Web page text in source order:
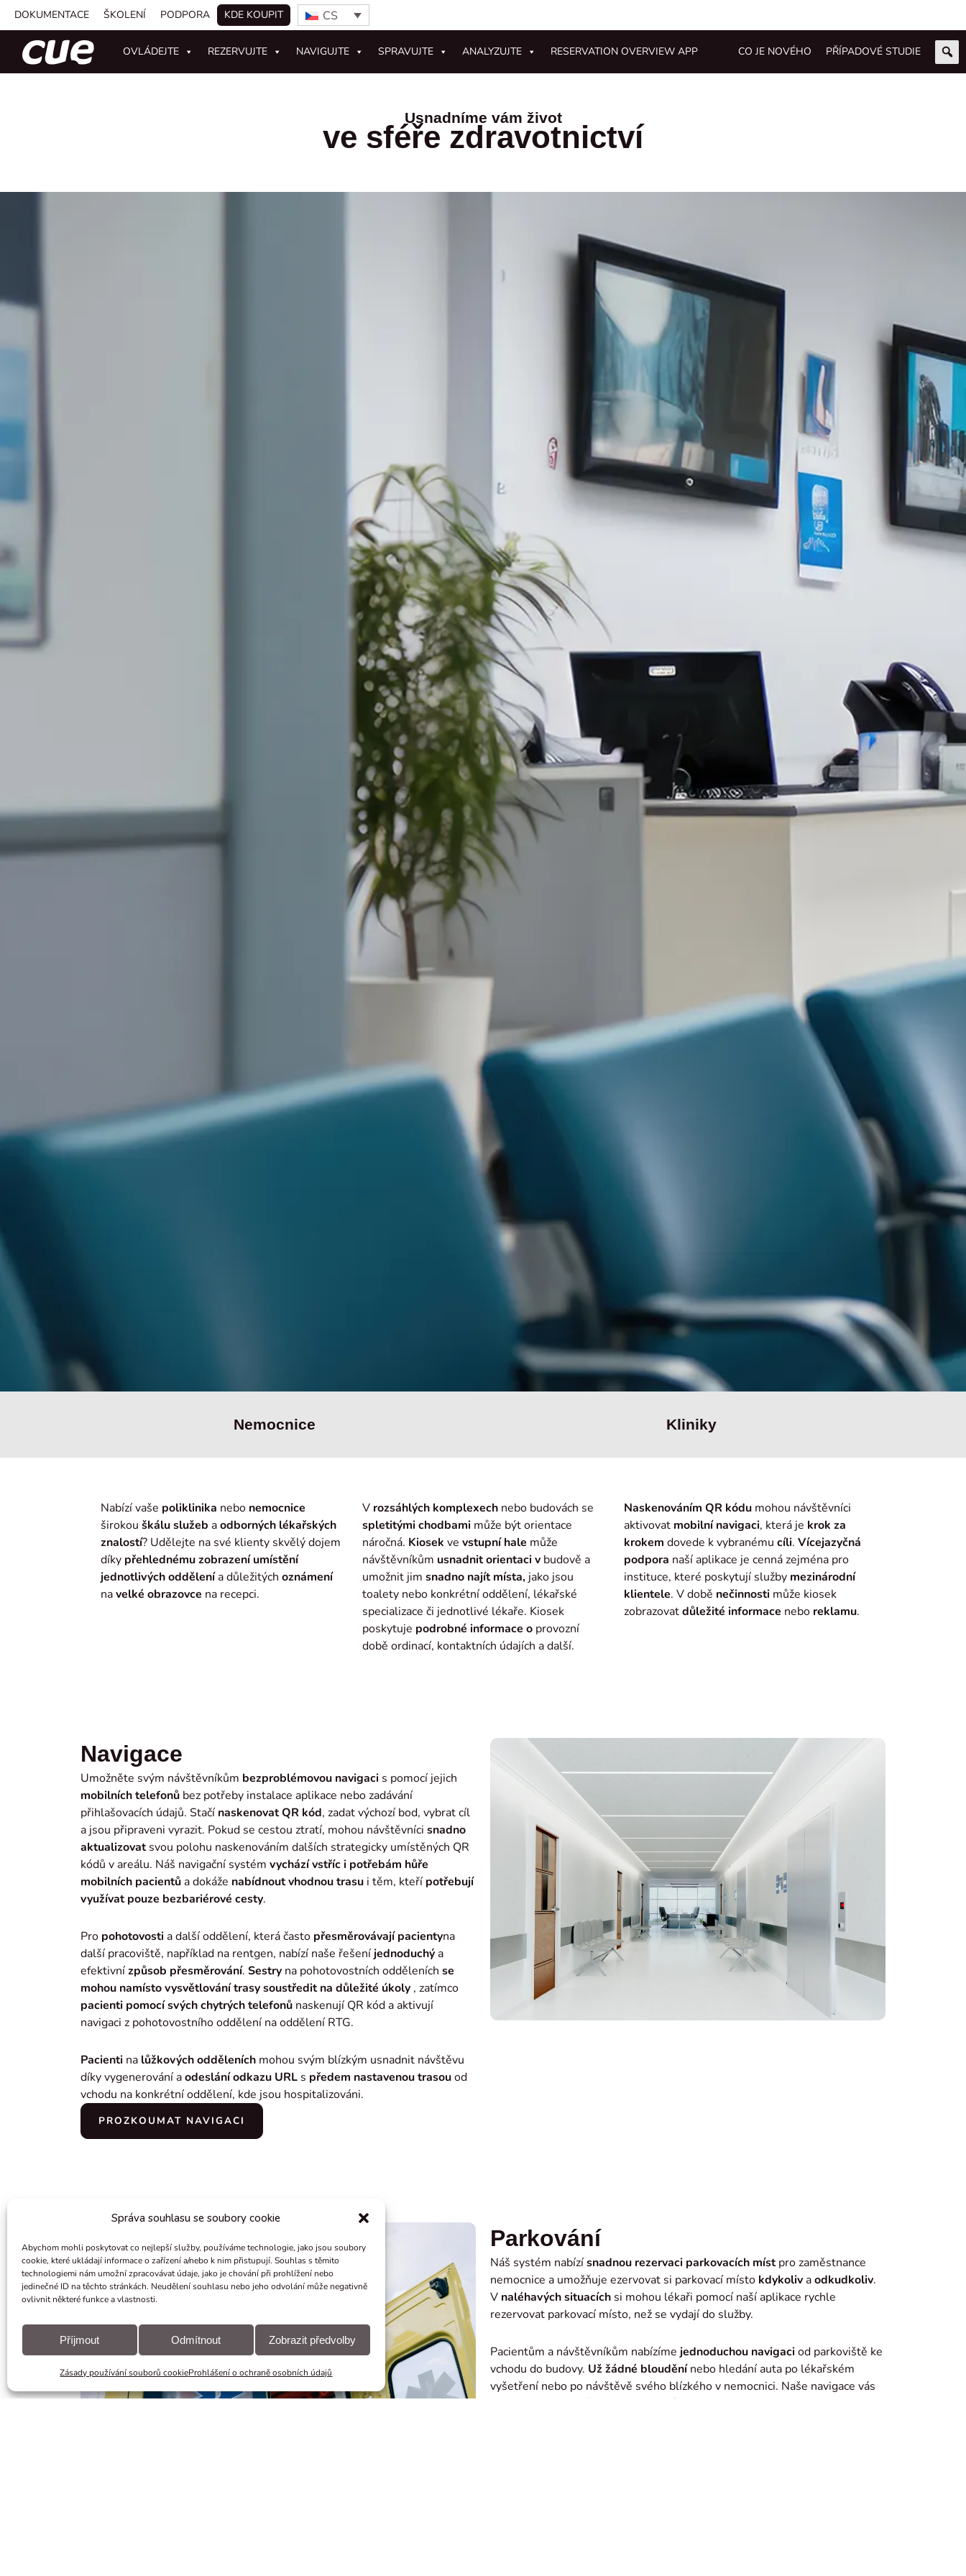
Správa souhlasu se soubory cookie
Abychom mohli poskytovat co nejlepší služby, používáme technologie, jako jsou soubory
cookie, které ukládají informace o zařízení a/nebo k nim přistupují. Souhlas s těmito
technologiemi nám umožní zpracovávat údaje, jako je chování při prohlížení nebo
jedinečné ID na těchto stránkách. Neudělení souhlasu nebo jeho odvolání může negativně
ovlivnit některé funkce a vlastnosti.
Příjmout Odmítnout Zobrazit předvolby
Zásady používání souborů cookieProhlášení o ochraně osobních údajů
DOKUMENTACE ŠKOLENÍ PODPORA KDE KOUPIT CS
OVLÁDEJTE REZERVUJTE NAVIGUJTE SPRAVUJTE ANALYZUJTE PŘÍPADOVÉ STUDIE
CO JE NOVÉHO
RESERVATION OVERVIEW APP
Usnadníme vám život
ve sféře zdravotnictví
Nemocnice Kliniky
Nabízí vaše poliklinika nebo nemocnice
širokou škálu služeb aodborných lékařských
znalostí? Udělejte na své klienty skvělý dojem
díky přehlednému zobrazení umístění
jednotlivých oddělenía důležitých oznámení
navelké obrazovce na recepci.
V rozsáhlých komplexech nebo budovách se
spletitými chodbami může být orientace
náročná. Kiosek ve vstupní hale může
návštěvníkům usnadnitorientaci v budově a
umožnit jim snadno najít místa, jako jsou
toalety nebo konkrétní oddělení, lékařské
specializace či jednotlivé lékaře. Kiosek
poskytuje podrobné informace o provozní
době ordinací, kontaktních údajích a další.
Naskenováním QR kódu mohou návštěvníci
aktivovat mobilní navigaci, která je krok za
krokem dovede k vybranému cíli. Vícejazyčná
podpora naší aplikace je cenná zejména pro
instituce, které poskytují služby mezinárodní
klientele. V době nečinnosti může kiosek
zobrazovatdůležité informace nebo reklamu.
Navigace
Umožněte svým návštěvníkům bezproblémovou navigaci s pomocí jejich
mobilních telefonů bez potřeby instalace aplikace nebo zadávání
přihlašovacích údajů. Stačí naskenovatQR kód, zadat výchozí bod, vybrat cíl
a jsou připraveni vyrazit. Pokud se cestou ztratí, mohou návštěvníci snadno
aktualizovatsvou polohu naskenováním dalších strategicky umístěných QR
kódů v areálu. Náš navigační systém vychází vstříc i potřebám hůře
mobilních pacientů a dokáže nabídnout vhodnou trasu i těm, kteří potřebují
využívat pouze bezbariérové cesty.
Pro pohotovosti a další oddělení, která často přesměrovávají pacientyna
další pracoviště, například na rentgen, nabízí naše řešení jednoduchý a
efektivnízpůsob přesměrování. Sestry na pohotovostních odděleních se
mohou namísto vysvětlování trasy soustředit na důležité úkoly , zatímco
pacienti pomocí svých chytrých telefonů naskenují QR kód a aktivují
navigaci z pohotovostního oddělení na oddělení RTG.
Pacienti na lůžkových odděleních mohou svým blízkým usnadnit návštěvu
díky vygenerování aodeslání odkazu URL s předem nastavenou trasouod
vchodu na konkrétní oddělení, kde jsou hospitalizováni.
PROZKOUMAT NAVIGACI
Parkování
Náš systém nabízísnadnou rezervaci parkovacích místpro zaměstnance
nemocnice a umožňuje ezervovat si parkovací místo kdykoliv aodkudkoliv.
V naléhavých situacích si mohou lékaři pomocí naší aplikace rychle
rezervovat parkovací místo, než se vydají do služby.
Pacientům a návštěvníkům nabízíme jednoduchou navigaciod parkoviště ke
vchodu do budovy. Už žádné blouděnínebo hledání auta po lékařském
vyšetření nebo po návštěvě svého blízkého v nemocnici. Naše navigace vás
dovede zpět k zaparkovanému vozidlu